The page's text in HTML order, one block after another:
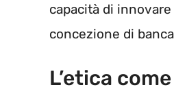
capacità di
concezione di
L’etica